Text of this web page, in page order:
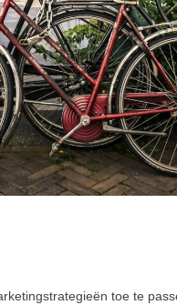
toe te